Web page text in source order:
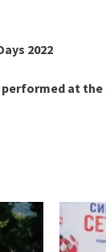
2022
at the